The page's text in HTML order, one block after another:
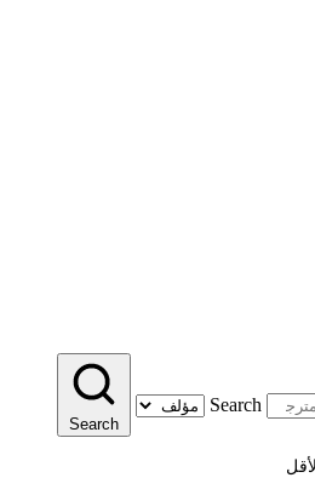
Search
Search